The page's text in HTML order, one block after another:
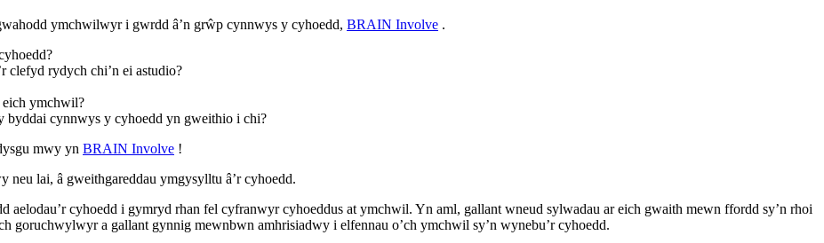
ymchwilwyr i gwrdd â’n grŵp cynnwys y cyhoedd, BRAIN Involve .
clefyd rydych chi’n ei astudio?
eich ymchwil?
cynnwys y cyhoedd yn gweithio i chi?
mwy yn BRAIN Involve !
lai, â gweithgareddau ymgysylltu â’r cyhoedd.
aelodau’r cyhoedd i gymryd rhan fel cyfranwyr cyhoeddus at ymchwil. Yn aml, gallant wneud sylwadau ar eich gwaith mewn ffordd sy’n rhoi
goruchwylwyr a gallant gynnig mewnbwn amhrisiadwy i elfennau o’ch ymchwil sy’n wynebu’r cyhoedd.